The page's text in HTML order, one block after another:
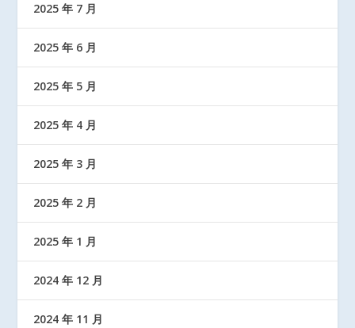
2025 年 7 月
2025 年 6 月
2025 年 5 月
2025 年 4 月
2025 年 3 月
2025 年 2 月
2025 年 1 月
2024 年 12 月
2024 年 11 月